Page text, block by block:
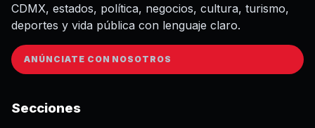
CDMX, estados, política, negocios, cultura, turismo,
deportes y vida pública con lenguaje claro.
ANÚNCIATE CON NOSOTROS
Secciones